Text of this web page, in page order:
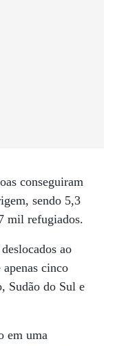
conseguiram
sendo 5,3
mil refugiados.
ao
cinco
Sudão do Sul e
em uma